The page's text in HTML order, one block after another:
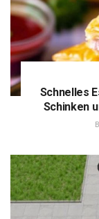
Schnelles
Schinken